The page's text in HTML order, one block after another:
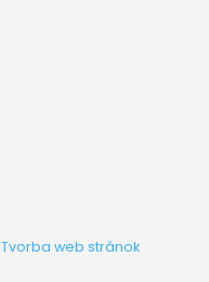
Tvorba web stránok